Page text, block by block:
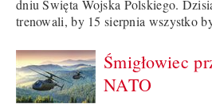
dniu Święta Wojska Polskiego.
trenowali, by 15 sierpnia wszystko
Śmigłowiec
NATO